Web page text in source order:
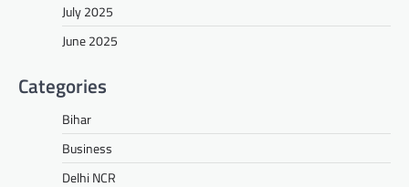
July 2025
June 2025
Categories
Bihar
Business
Delhi NCR